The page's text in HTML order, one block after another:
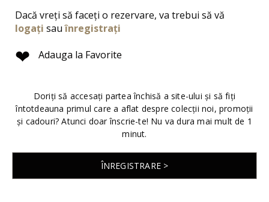
Dacă vreți să faceți o rezervare, va trebui să vă
logați sauînregistrați
❤ Adauga la Favorite
Doriți să accesați partea închisă a site-ului și să fiți
întotdeauna primul care a aflat despre colecții noi, promoții
și cadouri? Atunci doar înscrie-te! Nu va dura mai mult de 1
minut.
ÎNREGISTRARE >